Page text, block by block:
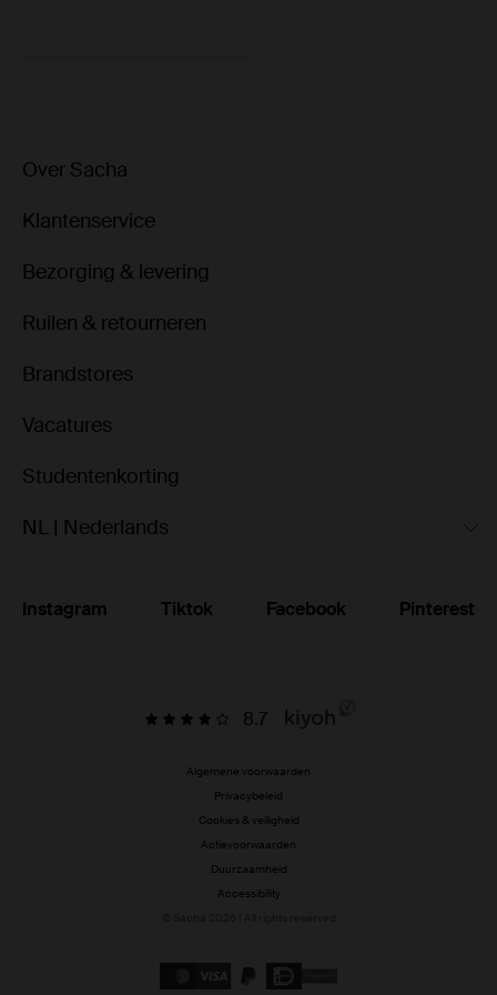
Over Sacha
Klantenservice
Bezorging & levering
Ruilen & retourneren
Brandstores
Vacatures
Studentenkorting
NL | Nederlands
Instagram Tiktok Facebook Pinterest
8.7
Algemene voorwaarden
Privacybeleid
Cookies & veiligheid
Actievoorwaarden
Duurzaamheid
Accessibility